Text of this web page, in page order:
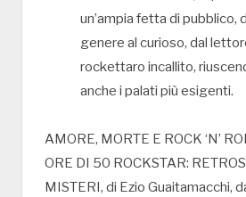
un’ampia fetta di pubblico,
genere al curioso, dal
rockettaro incallito,
anche i palati più esigenti.
AMORE, MORTE E ROCK ‘N’
ORE DI 50 ROCKSTAR:
MISTERI, di Ezio Guaitamacchi,